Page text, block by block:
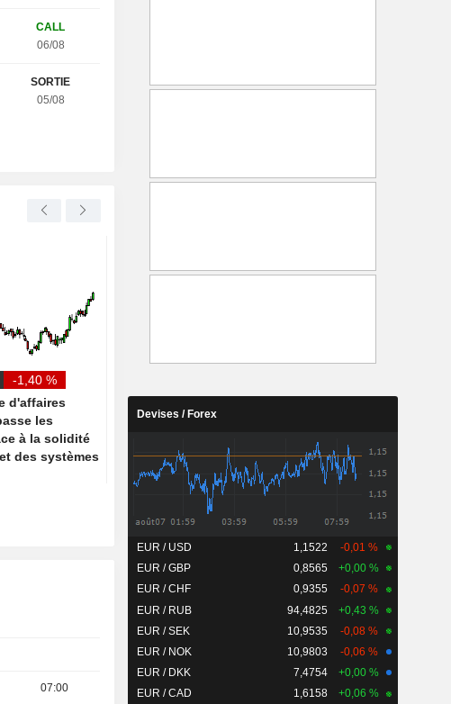
CALL
06/08
Vontobel WC25V (+27.68%)
SORTIE
05/08
-1,40 %
d'affaires
les
à la solidité
des systèmes
UBS relève son objectif de
Microchip
07:00
Devises / Forex
EUR / USD 1,1522
-0,01 %
EUR / GBP
0,8565
+0,00 %
EUR / CHF
0,9355
-0,07 %
EUR / RUB
94,4825
+0,43 %
EUR / SEK
10,9535
-0,08 %
EUR / NOK
10,9803
-0,06 %
EUR / DKK
7,4754
+0,00 %
EUR / CAD
1,6158 +0,06 %